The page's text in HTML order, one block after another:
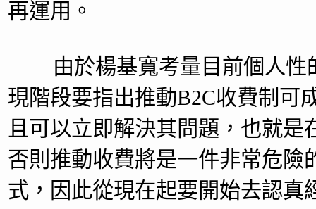
再運用。
由於楊基寬考量目前個人性
現階段要指出推動B2C收費制可
且可以立即解決其問題，也就
否則推動收費將是一件非常危險
式，因此從現在起要開始去認真